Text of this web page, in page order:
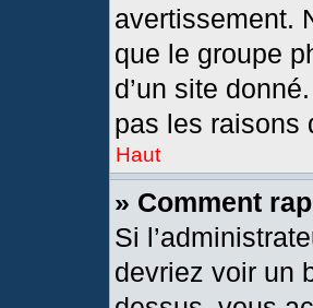
avertissement.
que le groupe
d’un site
pas les raisons
Haut
» Comment
Si
devriez voir un